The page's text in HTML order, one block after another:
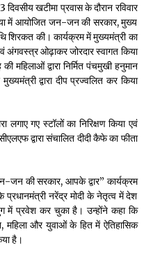
12 May
11 May
10 May
9 May
खटीमा प्रवास के दौरान रविवार
में आयोजित जन-जन की सरकार, मुख्य
शिरकत की। कार्यक्रम में मुख्यमंत्री का
ओढ़ाकर जोरदार स्वागत किया
महिलाओं द्वारा निर्मित पंचमुखी हनुमान
द्वारा दीप प्रज्वलित कर किया
लगाए गए स्टॉलों का निरिक्षण किया एवं
द्वारा संचालित दीदी कैफे का फीता
जन की सरकार, आपके द्वार” कार्यक्रम
प्रधानमंत्री नरेंद्र मोदी के नेतृत्व में देश
प्रवेश कर चुका है। उन्होंने कहा कि
महिला और युवाओं के हित में ऐतिहासिक
है।